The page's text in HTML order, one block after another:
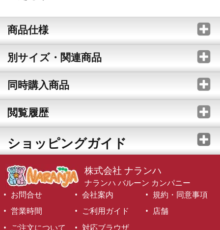
商品仕様
別サイズ・関連商品
同時購入商品
閲覧履歴
ショッピングガイド
株式会社 ナランハ
ナランハ バルーン カンパニー
お問合せ
会社案内
規約・同意事項
営業時間
ご利用ガイド
店舗
ご注文について
対応ブラウザ